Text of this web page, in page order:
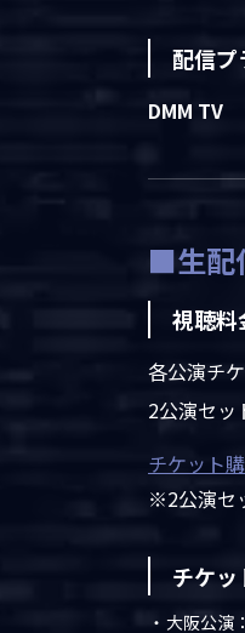
配信プ
DMM TV
■生配
視聴料
各公演チ
2公演セッ
チケット
※2公演セ
チケ
大阪公演